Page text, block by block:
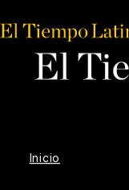
Inicio